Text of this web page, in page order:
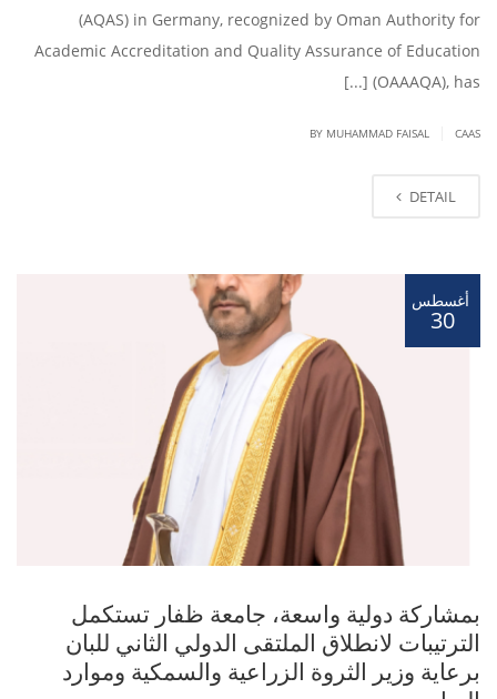
(AQAS) in Germany, recognized by Oman Authority for
Academic Accreditation and Quality Assurance of Education
(OAAAQA), has [...]
BY MUHAMMAD FAISAL CAAS
DETAIL
أغسطس
30
بمشاركة دولية واسعة، جامعة ظفار تستكمل
الترتيبات لانطلاق الملتقى الدولي الثاني للبان
برعاية وزير الثروة الزراعية والسمكية وموارد